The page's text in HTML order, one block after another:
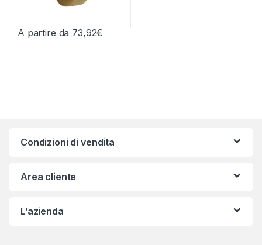
A partire da 73,92€
Condizioni di vendita
Area cliente
L’azienda